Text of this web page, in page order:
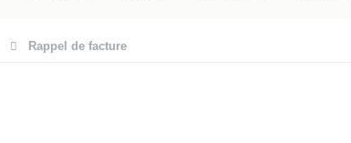
Rappel de facture